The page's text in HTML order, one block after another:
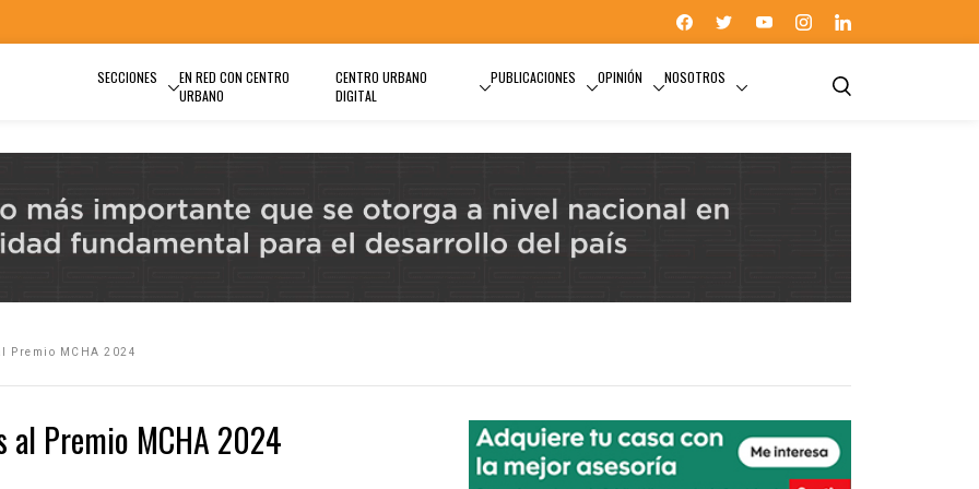
SECCIONES
EN RED CON CENTRO
URBANO
CENTRO URBANO
DIGITAL
PUBLICACIONES OPINIÓN NOSOTROS
Premio MCHA 2024
al Premio MCHA 2024